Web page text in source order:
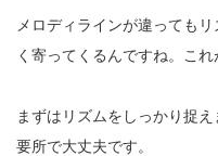
メロディラインが違っても
く寄ってくるんですね。
これ
まずはリズムをしっかり捉
要所で大丈夫です。